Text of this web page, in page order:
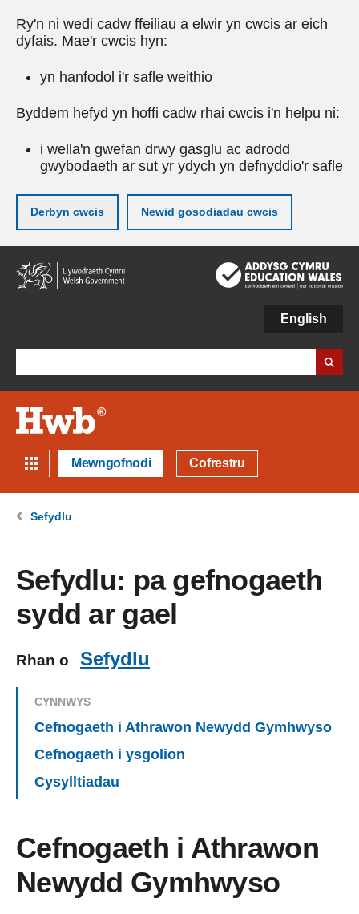
Ry'n ni wedi cadw ffeiliau a elwir yn cwcis ar eich
dyfais. Mae'r cwcis hyn:
yn hanfodol i'r safle weithio
Byddem hefyd yn hoffi cadw rhai cwcis i'n helpu ni:
i wella'n gwefan drwy gasglu ac adrodd
gwybodaeth ar sut yr ydych yn defnyddio'r safle
Derbyn cwcis Newid gosodiadau cwcis
Neidio
i'r
prif
English
Mewngofnodi Cofrestru
Sefydlu
Sefydlu: pa gefnogaeth
sydd ar gael
Rhan o Sefydlu
CYNNWYS
Cefnogaeth i Athrawon Newydd Gymhwyso
Cefnogaeth i ysgolion
Cysylltiadau
Cefnogaeth i Athrawon
Newydd Gymhwyso